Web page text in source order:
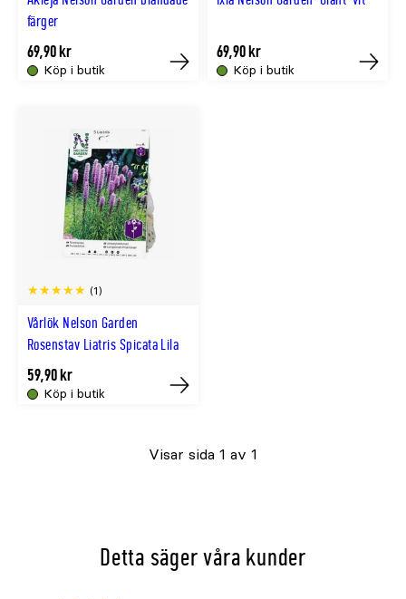
färger
Köp i butik
69,90 kr
Tillfälligt
Köp i butik
69,90 kr
Vårlök Nelson Garden
Rosenstav Liatris Spicata Lila
(1)
Köp i butik
59,90 kr
Tillfälligt
online
Visar sida 1 av 1
Detta säger våra kunder